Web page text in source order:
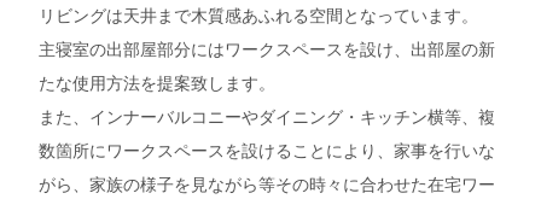
リビングは天井まで木質感あふれる空間となっています。
主寝室の出部屋部分にはワークスペースを設け、出部屋の新
たな使用方法を提案致します。
また、インナーバルコニーやダイニング・キッチン横等、複
数箇所にワークスペースを設けることにより、家事を行いな
がら、家族の様子を見ながら等その時々に合わせた在宅ワー